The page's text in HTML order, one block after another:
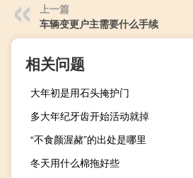
上一篇
车辆变更户主需要什么手续
相关问题
大年初是用石头掩护门
多大年纪牙齿开始活动就掉
“不食颜渥赭”的出处是哪里
冬天用什么棉拖好些